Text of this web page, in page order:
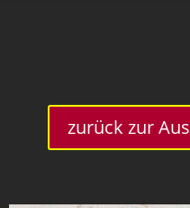
zurück zur